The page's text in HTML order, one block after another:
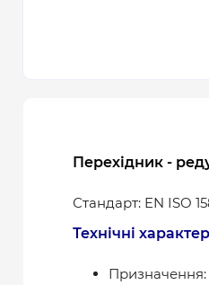
Перехідник -
Стандарт: EN ISO
Технічні
Призначення: